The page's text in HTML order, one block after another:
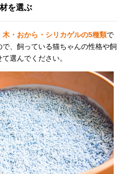
を選ぶ
木・おから・シリカゲルの5種類で
、飼っている猫ちゃんの性格や飼
選んでください。